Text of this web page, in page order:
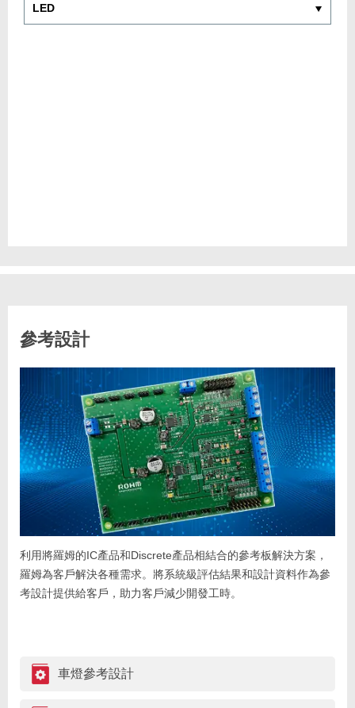
LED
參考設計
利用將羅姆的IC產品和Discrete產品相結合的參考板解決方案，
羅姆為客戶解決各種需求。將系統級評估結果和設計資料作為參
考設計提供給客戶，助力客戶減少開發工時。
車燈參考設計